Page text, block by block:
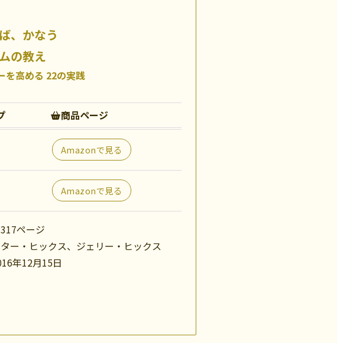
、かなう
の教え
を高める 22の実践
商品ページ
Amazonで見る
Amazonで見る
ページ
ー・ヒックス、ジェリー・ヒックス
年12月15日